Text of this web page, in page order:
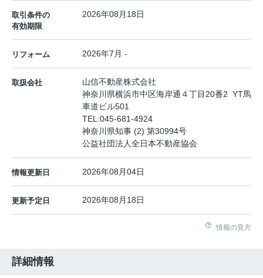
取引条件の
有効期限
2026年08月18日
リフォーム 2026年7月 -
取扱会社
山信不動産株式会社
神奈川県横浜市中区海岸通４丁目20番2 YT馬
車道ビル501
TEL:045-681-4924
神奈川県知事 (2) 第30994号
公益社団法人全日本不動産協会
情報更新日 2026年08月04日
更新予定日 2026年08月18日
情報の見方
詳細情報